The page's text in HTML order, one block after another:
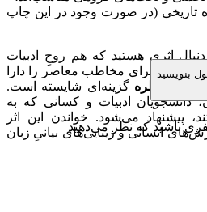
تاریخی (در صورت وجود در این چاپ
اثری هستید که هم روحِ ادبیات
لازم برای مخاطب معاصر را دارا
قطره گزینه‌ای شایسته است.
دانشجویان ادبیات و کسانی که به
پیشنهاد می‌شود. خواندن این اثر
انسانی و زیبایی‌های بیانیِ زبان
بنویسید
باشید که نظر می‌دهید